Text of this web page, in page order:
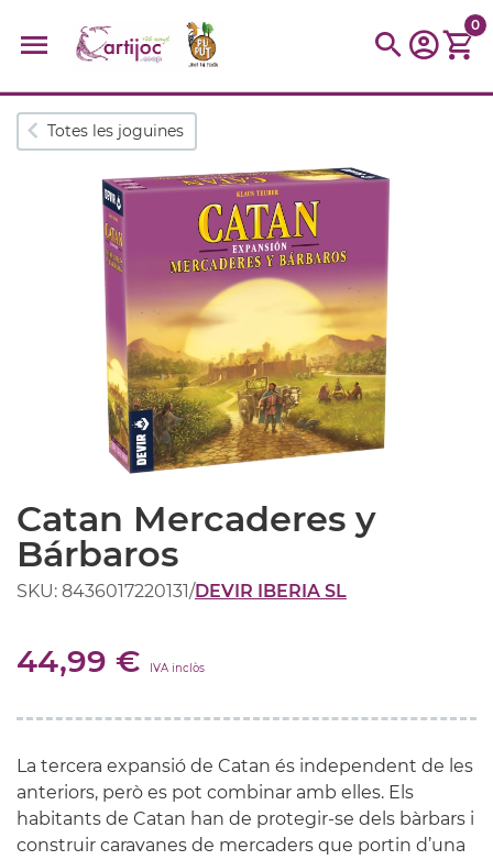
Cerques populars
trencaclosques baldufa
cotxe
parquing tinkering kit
Cuina
0
Totes les joguines
Catan Mercaderes y
Bárbaros
SKU: 8436017220131/DEVIR IBERIA SL
44,99 € IVA inclòs
La tercera expansió de Catan és independent de les
anteriors, però es pot combinar amb elles. Els
habitants de Catan han de protegir-se dels bàrbars i
construir caravanes de mercaders que portin d’una